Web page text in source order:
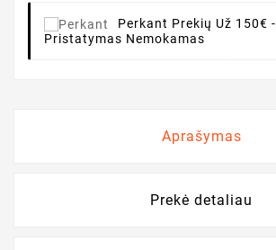
Perkant Prekių Už 150€ -
Pristatymas Nemokamas
Aprašymas
Prekė detaliau